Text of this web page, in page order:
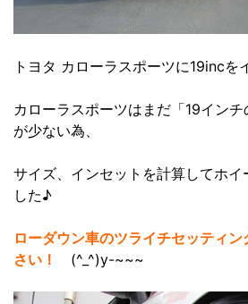
トヨタ カローラスポーツに19incを
カローラスポーツはまだ「19インチ
が少ない為、
サイズ、インセットを計算してホイ
した♪
ローダウン車のツライチセッティ
さい！
(^_^)y-~~~